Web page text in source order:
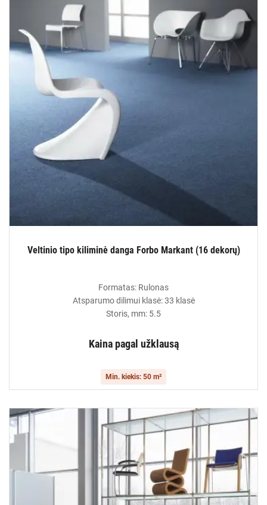
Veltinio tipo kiliminė danga Forbo Markant (16 dekorų)
Formatas: Rulonas
Atsparumo dilimui klasė: 33 klasė
Storis, mm: 5.5
Kaina pagal užklausą
Min. kiekis: 50 m²